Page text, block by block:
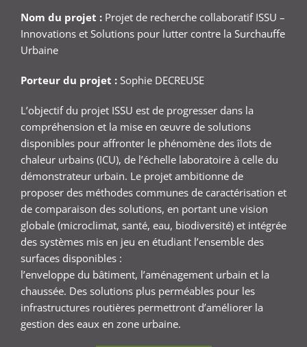
Nom du projet : Projet de recherche collaboratif ISSU –
Innovations et Solutions pour lutter contre la Surchauffe
Urbaine
Porteur du projet : Sophie DECREUSE
L’objectif du projet ISSU est de progresser dans la
compréhension et la mise en œuvre de solutions
disponibles pour affronter le phénomène des îlots de
chaleur urbains (ICU), de l’échelle laboratoire à celle du
démonstrateur urbain. Le projet ambitionne de
proposer des méthodes communes de caractérisation et
de comparaison des solutions, en portant une vision
globale (microclimat, santé, eau, biodiversité) et intégrée
des systèmes mis en jeu en étudiant l’ensemble des
surfaces disponibles :
l’enveloppe du bâtiment, l’aménagement urbain et la
chaussée. Des solutions plus perméables pour les
infrastructures routières permettront d’améliorer la
gestion des eaux en zone urbaine.